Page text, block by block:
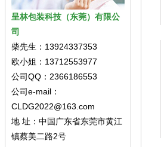
呈林包装科技（东莞）有限公
司
柴先生：13924337353
欧小姐：13712553977
公司QQ：2366186553
公司e-mail：
CLDG2022@163.com
地 址：中国广东省东莞市黄江
镇蔡美二路2号